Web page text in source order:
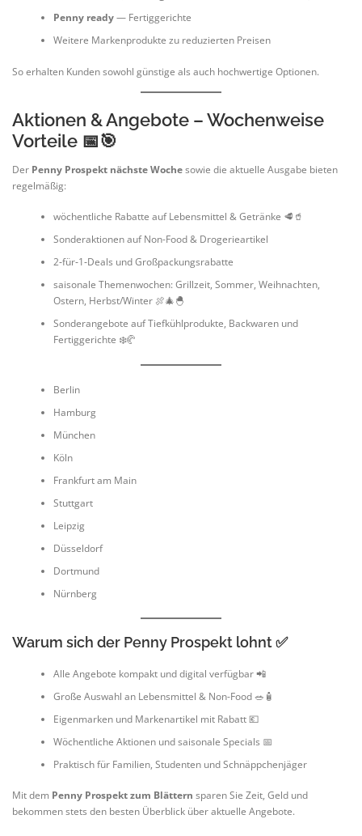
Penny ready— Fertiggerichte
Weitere Markenprodukte zu reduzierten Preisen
So erhalten Kunden sowohl günstige als auch hochwertige Optionen.
Aktionen & Angebote – Wochenweise
Vorteile 📅🎯
Der Penny Prospekt nächste Wochesowie die aktuelle Ausgabe bieten
regelmäßig:
wöchentliche Rabatte auf Lebensmittel & Getränke 🥩🥤
Sonderaktionen auf Non-Food & Drogerieartikel
2‑für‑1‑Deals und Großpackungsrabatte
saisonale Themenwochen: Grillzeit, Sommer, Weihnachten,
Ostern, Herbst/Winter 🍖🎄🐣
Sonderangebote auf Tiefkühlprodukte, Backwaren und
Fertiggerichte ❄️🥐
Berlin
Hamburg
München
Köln
Frankfurt am Main
Stuttgart
Leipzig
Düsseldorf
Dortmund
Nürnberg
Warum sich der Penny Prospekt lohnt ✅
Alle Angebote kompakt und digital verfügbar 📲
Große Auswahl an Lebensmittel & Non-Food 🥗🧴
Eigenmarken und Markenartikel mit Rabatt 💶
Wöchentliche Aktionen und saisonale Specials 📅
Praktisch für Familien, Studenten und Schnäppchenjäger
Mit dem Penny Prospekt zum Blättern sparen Sie Zeit, Geld und
bekommen stets den besten Überblick über aktuelle Angebote.